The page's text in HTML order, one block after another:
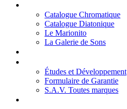
Catalogue Chromatique
Catalogue Diatonique
Le Marionito
La Galerie de Sons
Études et Développement
Formulaire de Garantie
S.A.V. Toutes marques